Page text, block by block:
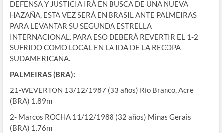
DEFENSA Y JUSTICIA IRÁ EN BUSCA DE UNA NUEVA
HAZAÑA, ESTA VEZ SERÁ EN BRASIL ANTE PALMEIRAS
PARA LEVANTAR SU SEGUNDA ESTRELLA
INTERNACIONAL. PARA ESO DEBERÁ REVERTIR EL 1-2
SUFRIDO COMO LOCAL EN LA IDA DE LA RECOPA
SUDAMERICANA.
PALMEIRAS (BRA):
21-WEVERTON 13/12/1987 (33 años) Río Branco, Acre
(BRA) 1.89m
2- Marcos ROCHA 11/12/1988 (32 años) Minas Gerais
(BRA) 1.76m